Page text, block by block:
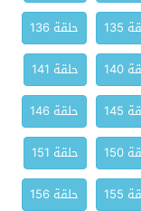
حلقة 136
140
حلقة 141
حلقة 146
حلقة 151
حلقة 156